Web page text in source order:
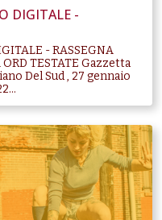
DIGITALE -
- RASSEGNA
TESTATE Gazzetta
Del Sud , 27 gennaio